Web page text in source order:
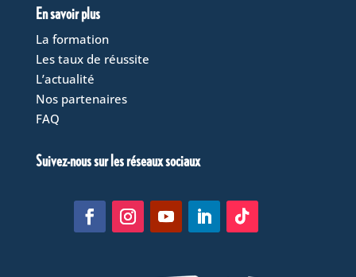
En savoir plus
La formation
Les taux de réussite
L’actualité
Nos partenaires
FAQ
Suivez-nous sur les réseaux sociaux